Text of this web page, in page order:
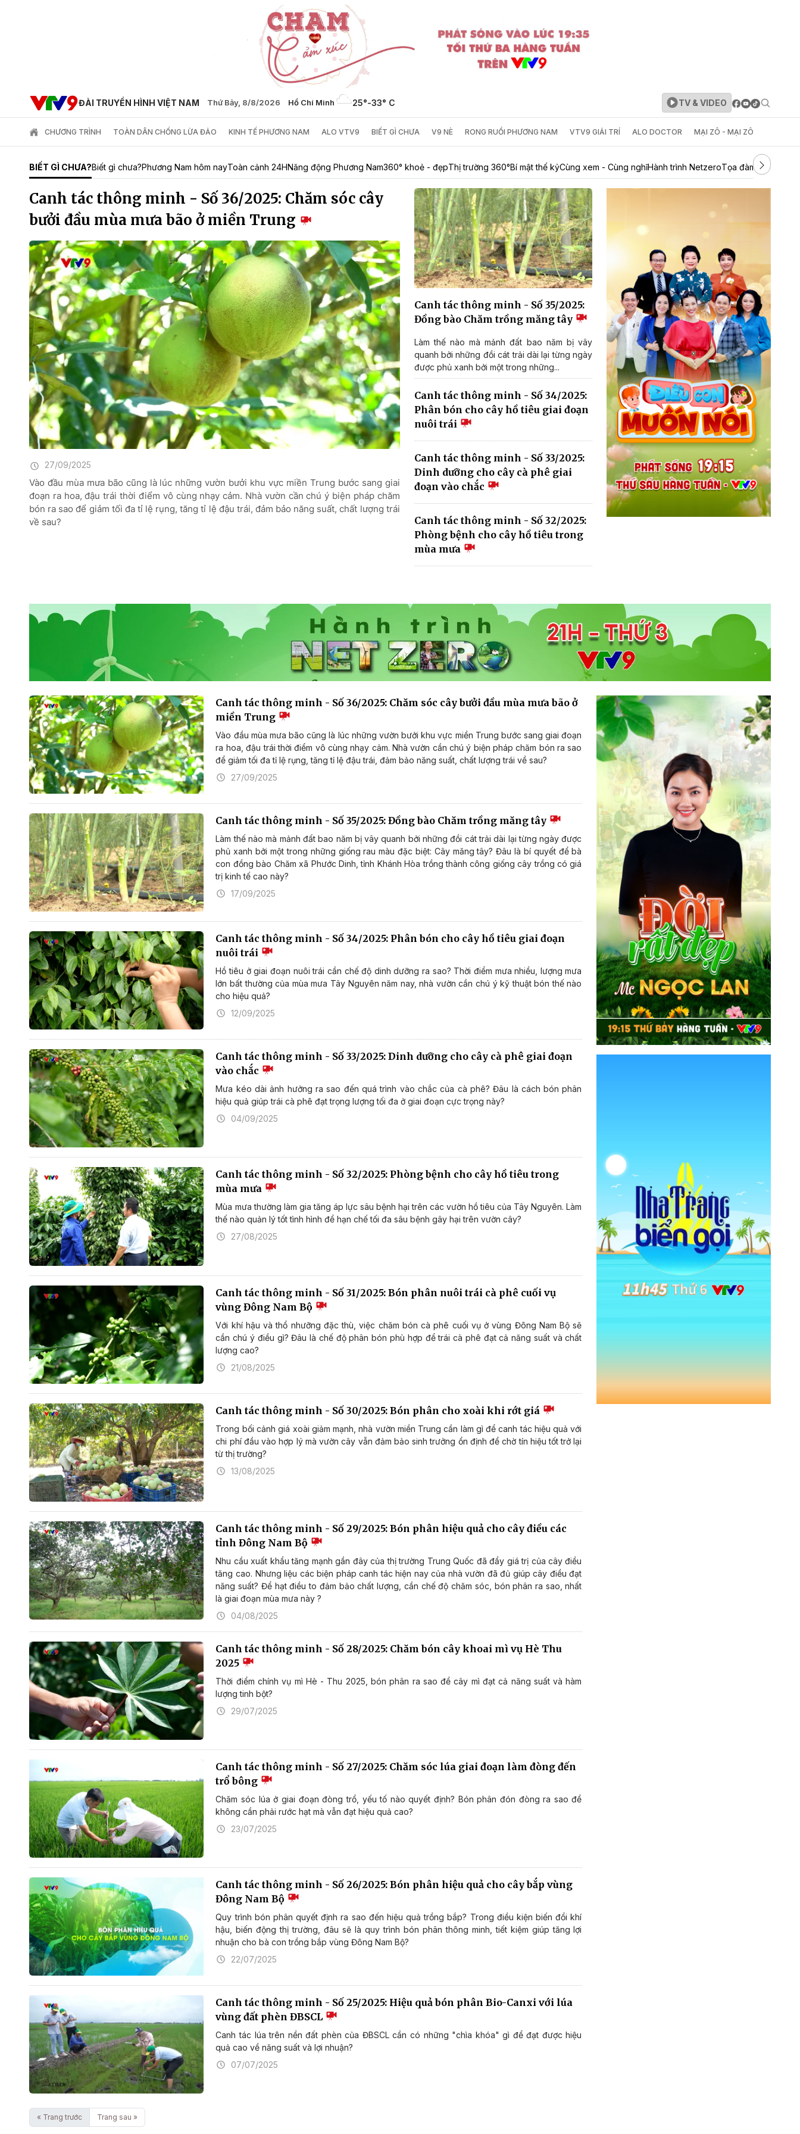
ĐÀI TRUYỀN HÌNH VIỆT NAM Thứ Bảy, 8/8/2026 Hồ Chí Minh 25°-33° C TV & VIDEO
CHƯƠNG TRÌNH TOÀN DÂN CHỐNG LỪA ĐẢO KINH TẾ PHƯƠNG NAM ALO VTV9 BIẾT GÌ CHƯA V9 NÈ RONG RUỔI PHƯƠNG NAM VTV9 GIẢI TRÍ ALO DOCTOR MẠI ZÔ - MẠI ZÔ
BIẾT GÌ CHƯA?Biết gì chưa?Phương Nam hôm nayToàn cảnh 24HNăng động Phương Nam360° khoẻ - đẹpThị trường 360°Bí mật thế kỷCùng xem - Cùng nghĩHành trình NetzeroTọa đàm Phim tài
Canh tác thông minh - Số 36/2025: Chăm sóc cây
bưởi đầu mùa mưa bão ở miền Trung
27/09/2025
Vào đầu mùa mưa bão cũng là lúc những vườn bưởi khu vực miền Trung bước sang giai
đoạn ra hoa, đậu trái thời điểm vô cùng nhạy cảm. Nhà vườn cần chú ý biện pháp chăm
bón ra sao để giảm tối đa tỉ lệ rụng, tăng tỉ lệ đậu trái, đảm bảo năng suất, chất lượng trái
về sau?
Canh tác thông minh - Số 35/2025:
Đồng bào Chăm trồng măng tây
Làm thế nào mà mảnh đất bao năm bị vây
quanh bởi những đồi cát trải dài lại từng ngày
được phủ xanh bởi một trong những...
Canh tác thông minh - Số 34/2025:
Phân bón cho cây hồ tiêu giai đoạn
nuôi trái
Canh tác thông minh - Số 33/2025:
Dinh dưỡng cho cây cà phê giai
đoạn vào chắc
Canh tác thông minh - Số 32/2025:
Phòng bệnh cho cây hồ tiêu trong
mùa mưa
Canh tác thông minh - Số 36/2025: Chăm sóc cây bưởi đầu mùa mưa bão ở
miền Trung
Vào đầu mùa mưa bão cũng là lúc những vườn bưởi khu vực miền Trung bước sang giai đoạn
ra hoa, đậu trái thời điểm vô cùng nhạy cảm. Nhà vườn cần chú ý biện pháp chăm bón ra sao
để giảm tối đa tỉ lệ rụng, tăng tỉ lệ đậu trái, đảm bảo năng suất, chất lượng trái về sau?
27/09/2025
Canh tác thông minh - Số 35/2025: Đồng bào Chăm trồng măng tây
Làm thế nào mà mảnh đất bao năm bị vây quanh bởi những đồi cát trải dài lại từng ngày được
phủ xanh bởi một trong những giống rau màu đặc biệt: Cây măng tây? Đâu là bí quyết để bà
con đồng bào Chăm xã Phước Dinh, tỉnh Khánh Hòa trồng thành công giống cây trồng có giá
trị kinh tế cao này?
17/09/2025
Canh tác thông minh - Số 34/2025: Phân bón cho cây hồ tiêu giai đoạn
nuôi trái
Hồ tiêu ở giai đoạn nuôi trái cần chế độ dinh dưỡng ra sao? Thời điểm mưa nhiều, lượng mưa
lớn bất thường của mùa mưa Tây Nguyên năm nay, nhà vườn cần chú ý kỹ thuật bón thế nào
cho hiệu quả?
12/09/2025
Canh tác thông minh - Số 33/2025: Dinh dưỡng cho cây cà phê giai đoạn
vào chắc
Mưa kéo dài ảnh hưởng ra sao đến quá trình vào chắc của cà phê? Đâu là cách bón phân
hiệu quả giúp trái cà phê đạt trọng lượng tối đa ở giai đoạn cực trọng này?
04/09/2025
Canh tác thông minh - Số 32/2025: Phòng bệnh cho cây hồ tiêu trong
mùa mưa
Mùa mưa thường làm gia tăng áp lực sâu bệnh hại trên các vườn hồ tiêu của Tây Nguyên. Làm
thế nào quản lý tốt tình hình để hạn chế tối đa sâu bệnh gây hại trên vườn cây?
27/08/2025
Canh tác thông minh - Số 31/2025: Bón phân nuôi trái cà phê cuối vụ
vùng Đông Nam Bộ
Với khí hậu và thổ nhưỡng đặc thù, việc chăm bón cà phê cuối vụ ở vùng Đông Nam Bộ sẽ
cần chú ý điều gì? Đâu là chế độ phân bón phù hợp để trái cà phê đạt cả năng suất và chất
lượng cao?
21/08/2025
Canh tác thông minh - Số 30/2025: Bón phân cho xoài khi rớt giá
Trong bối cảnh giá xoài giảm mạnh, nhà vườn miền Trung cần làm gì để canh tác hiệu quả với
chi phí đầu vào hợp lý mà vườn cây vẫn đảm bảo sinh trưởng ổn định để chờ tín hiệu tốt trở lại
từ thị trường?
13/08/2025
Canh tác thông minh - Số 29/2025: Bón phân hiệu quả cho cây điều các
tỉnh Đông Nam Bộ
Nhu cầu xuất khẩu tăng mạnh gần đây của thị trường Trung Quốc đã đẩy giá trị của cây điều
tăng cao. Nhưng liệu các biện pháp canh tác hiện nay của nhà vườn đã đủ giúp cây điều đạt
năng suất? Để hạt điều to đảm bảo chất lượng, cần chế độ chăm sóc, bón phân ra sao, nhất
là giai đoạn mùa mưa này ?
04/08/2025
Canh tác thông minh - Số 28/2025: Chăm bón cây khoai mì vụ Hè Thu
2025
Thời điểm chính vụ mì Hè - Thu 2025, bón phân ra sao để cây mì đạt cả năng suất và hàm
lượng tinh bột?
29/07/2025
Canh tác thông minh - Số 27/2025: Chăm sóc lúa giai đoạn làm đòng đến
trổ bông
Chăm sóc lúa ở giai đoạn đòng trổ, yếu tố nào quyết định? Bón phân đón đòng ra sao để
không cần phải rước hạt mà vẫn đạt hiệu quả cao?
23/07/2025
Canh tác thông minh - Số 26/2025: Bón phân hiệu quả cho cây bắp vùng
Đông Nam Bộ
Quy trình bón phân quyết định ra sao đến hiệu quả trồng bắp? Trong điều kiện biến đổi khí
hậu, biến động thị trường, đâu sẽ là quy trình bón phân thông minh, tiết kiệm giúp tăng lợi
nhuận cho bà con trồng bắp vùng Đông Nam Bộ?
22/07/2025
Canh tác thông minh - Số 25/2025: Hiệu quả bón phân Bio-Canxi với lúa
vùng đất phèn ĐBSCL
Canh tác lúa trên nền đất phèn của ĐBSCL cần có những "chìa khóa" gì để đạt được hiệu
quả cao về năng suất và lợi nhuận?
07/07/2025
« Trang trước Trang sau »